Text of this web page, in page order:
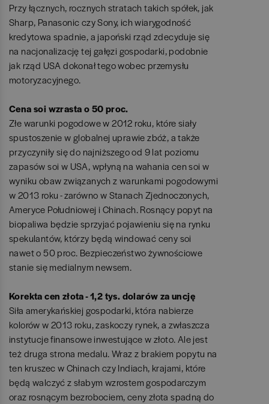
Przy łącznych, rocznych stratach takich spółek, jak
Sharp, Panasonic czy Sony, ich wiarygodność
kredytowa spadnie, a japoński rząd zdecyduje się
na nacjonalizację tej gałęzi gospodarki, podobnie
jak rząd USA dokonał tego wobec przemysłu
motoryzacyjnego.
Cena soi wzrasta o 50 proc.
Złe warunki pogodowe w 2012 roku, które siały
spustoszenie w globalnej uprawie zbóż, a także
przyczyniły się do najniższego od 9 lat poziomu
zapasów soi w USA, wpłyną na wahania cen soi w
wyniku obaw związanych z warunkami pogodowymi
w 2013 roku - zarówno w Stanach Zjednoczonych,
Ameryce Południowej i Chinach. Rosnący popyt na
biopaliwa będzie sprzyjać pojawieniu się na rynku
spekulantów, którzy będą windować ceny soi
nawet o 50 proc. Bezpieczeństwo żywnościowe
stanie się medialnym newsem.
Korekta cen złota - 1,2 tys. dolarów za uncję
Siła amerykańskiej gospodarki, która nabierze
kolorów w 2013 roku, zaskoczy rynek, a zwłaszcza
instytucje finansowe inwestujące w złoto. Ale jest
też druga strona medalu. Wraz z brakiem popytu na
ten kruszec w Chinach czy Indiach, krajami, które
będą walczyć z słabym wzrostem gospodarczym
oraz rosnącym bezrobociem, ceny złota spadną do